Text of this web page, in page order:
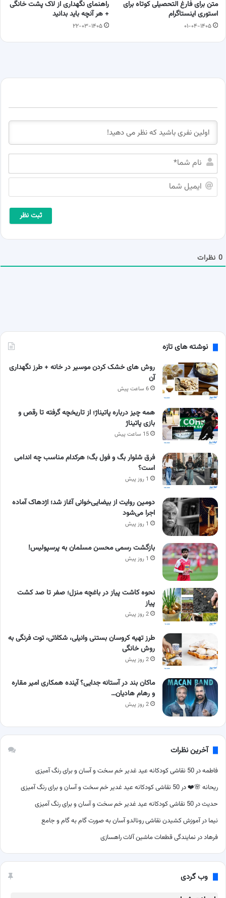
متن برای فارغ التحصیلی کوتاه برای
استوری اینستاگرام
۰۱-۰۴-۱۴۰۵
راهنمای نگهداری از لاک پشت خانگی
+ هر آنچه باید بدانید
۲۲-۰۳-۱۴۰۵
م
م
م
0 نظرات
نوشته های تازه
روش های خشک کردن موسیر در خانه + طرز نگهداری
آن
6 ساعت پیش
همه چیز درباره پاتیناژ؛ از تاریخچه گرفته تا رقص و
بازی پاتیناژ
15 ساعت پیش
فرق شلوار بگ و فول بگ؛ هرکدام مناسب چه اندامی
است؟
1 روز پیش
دومین روایت از بیضایی‌خوانی آغاز شد؛ اژدهاک آماده
اجرا می‌شود
1 روز پیش
بازگشت رسمی محسن مسلمان به پرسپولیس!
1 روز پیش
نحوه کاشت پیاز در باغچه منزل؛ صفر تا صد کشت
پیاز
2 روز پیش
طرز تهیه کروسان بستنی وانیلی، شکلاتی، توت فرنگی به
روش خانگی
2 روز پیش
ماکان بند در آستانه جدایی؟ آینده همکاری امیر مقاره
و رهام هادیان…
2 روز پیش
آخرین نظرات
فاطمهدر 50 نقاشی کودکانه عید غدیر خم سخت و آسان و برای رنگ آمیزی
ریحانه 🌸❤️در 50 نقاشی کودکانه عید غدیر خم سخت و آسان و برای رنگ آمیزی
حدیثدر 50 نقاشی کودکانه عید غدیر خم سخت و آسان و برای رنگ آمیزی
نیما درآموزش کشیدن نقاشی رونالدو آسان به صورت گام به گام و جامع
فرهاددر نمایندگی قطعات ماشین آلات راهسازی
وب گردی